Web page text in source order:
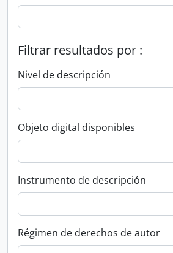
Filtrar resultados por :
Nivel de descripción
Objeto digital disponibles
Instrumento de descripción
Régimen de derechos de autor